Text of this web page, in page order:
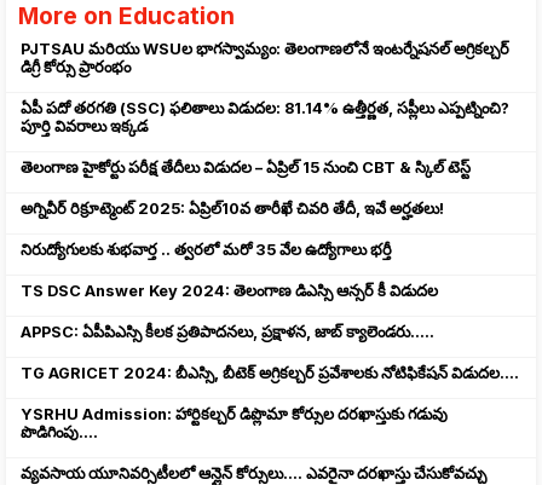
More on Education
PJTSAU మరియు WSUల భాగస్వామ్యం: తెలంగాణలోనే ఇంటర్నేషనల్ అగ్రికల్చర్
డిగ్రీ కోర్సు ప్రారంభం
ఏపీ పదో తరగతి (SSC) ఫలితాలు విడుదల: 81.14% ఉత్తీర్ణత, సప్లీలు ఎప్పట్నించి?
పూర్తి వివరాలు ఇక్కడ
తెలంగాణ హైకోర్టు పరీక్ష తేదీలు విడుదల – ఏప్రిల్ 15 నుంచి CBT & స్కిల్ టెస్ట్
అగ్నివీర్ రిక్రూట్మెంట్ 2025: ఏప్రిల్10వ తారీఖే చివరి తేదీ, ఇవే అర్హతలు!
నిరుద్యోగులకు శుభవార్త .. త్వరలో మరో 35 వేల ఉద్యోగాలు భర్తీ
TS DSC Answer Key 2024: తెలంగాణ డిఎస్సి ఆన్సర్ కీ విడుదల
APPSC: ఏపీపిఎస్సి కీలక ప్రతిపాదనలు, ప్రక్షాళన, జాబ్ క్యాలెండరు.....
TG AGRICET 2024: బీఎస్సి, బీటెక్ అగ్రికల్చర్ ప్రవేశాలకు నోటిఫికేషన్ విడుదల....
YSRHU Admission: హార్టికల్చర్ డిప్లొమా కోర్సుల దరఖాస్తుకు గడువు
పొడిగింపు....
వ్యవసాయ యూనివర్సిటీలలో ఆన్లైన్ కోర్సులు.... ఎవరైనా దరఖాస్తు చేసుకోవచ్చు